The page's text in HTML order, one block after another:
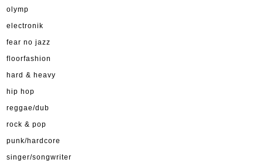
olymp
electronik
fear no jazz
floorfashion
hard & heavy
hip hop
reggae/dub
rock & pop
punk/hardcore
singer/songwriter